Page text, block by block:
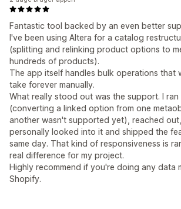
Fantastic tool backed by an even better
I've been using Altera for a catalog
(splitting and relinking product options to
hundreds of products).
The app itself handles bulk operations that
take forever manually.
What really stood out was the support. I ran
(converting a linked option from one
another wasn't supported yet), reached out,
personally looked into it and shipped the
same day. That kind of responsiveness is
real difference for my project.
Highly recommend if you're doing any data
Shopify.